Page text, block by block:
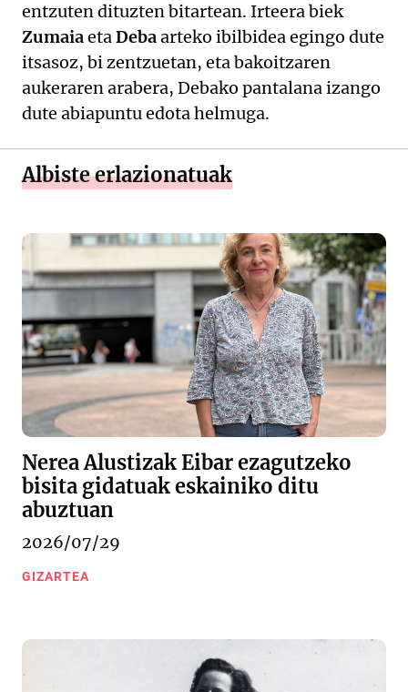
entzuten dituzten bitartean. Irteera biek
ZumaiaetaDebaarteko ibilbidea egingo dute
itsasoz, bi zentzuetan, eta bakoitzaren
aukeraren arabera, Debako pantalana izango
dute abiapuntu edota helmuga.
Albiste erlazionatuak
Nerea Alustizak Eibar ezagutzeko
bisita gidatuak eskainiko ditu
abuztuan
2026/07/29
GIZARTEA